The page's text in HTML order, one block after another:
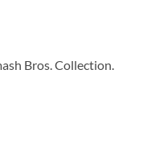
Bros. Collection.